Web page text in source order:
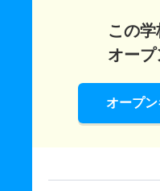
この
オープ
オープ